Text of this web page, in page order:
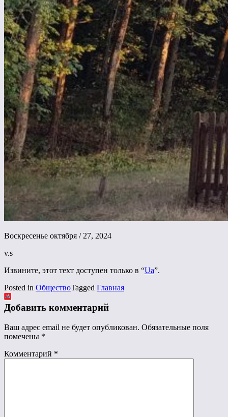
Воскресенье октября / 27, 2024
v.s
Извините, этот техт доступен только в “Ua”.
Posted in ОбществоTagged Главная
Добавить комментарий
Ваш адрес email не будет опубликован. Обязательные поля
помечены *
Комментарий *